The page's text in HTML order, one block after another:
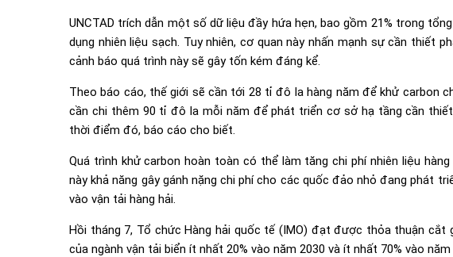
UNCTAD trích dẫn một số dữ liệu đầy hứa hẹn, bao gồm 21% trong
dụng nhiên liệu sạch. Tuy nhiên, cơ quan này nhấn mạnh sự cần thiết
cảnh báo quá trình này sẽ gây tốn kém đáng kể.
Theo báo cáo, thế giới sẽ cần tới 28 tỉ đô la hàng năm để khử carbon
cần chi thêm 90 tỉ đô la mỗi năm để phát triển cơ sở hạ tầng cần
thời điểm đó, báo cáo cho biết.
Quá trình khử carbon hoàn toàn có thể làm tăng chi phí nhiên liệu
này khả năng gây gánh nặng chi phí cho các quốc đảo nhỏ đang phát
vào vận tải hàng hải.
Hồi tháng 7, Tổ chức Hàng hải quốc tế (IMO) đạt được thỏa thuận cắt
của ngành vận tải biển ít nhất 20% vào năm 2030 và ít nhất 70% vào